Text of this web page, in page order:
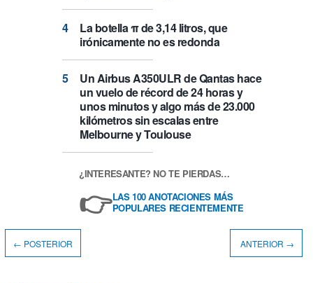
La botella π de 3,14 litros, que
irónicamente no es redonda
Un Airbus A350ULR de Qantas hace
un vuelo de récord de 24 horas y
unos minutos y algo más de 23.000
kilómetros sin escalas entre
Melbourne y Toulouse
¿INTERESANTE? NO TE PIERDAS…
👉LAS 100 ANOTACIONES MÁS
POPULARES RECIENTEMENTE
← POSTERIOR ANTERIOR →